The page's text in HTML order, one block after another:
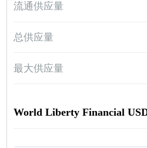
流通供应量
总供应量
最大供应量
World Liberty Financial